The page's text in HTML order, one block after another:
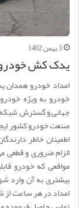
3 بهمن 1402
یدک کش
امداد خودرو همدان
خودرو به ویژه
جهانی و گسترش شبکه
صنعت خودرو کشور
اطمینان خاطر
الزام ضروری و قطعی
مواقعی که خودرو
بیشتری به آن وارد
امداد در هر ساعت از